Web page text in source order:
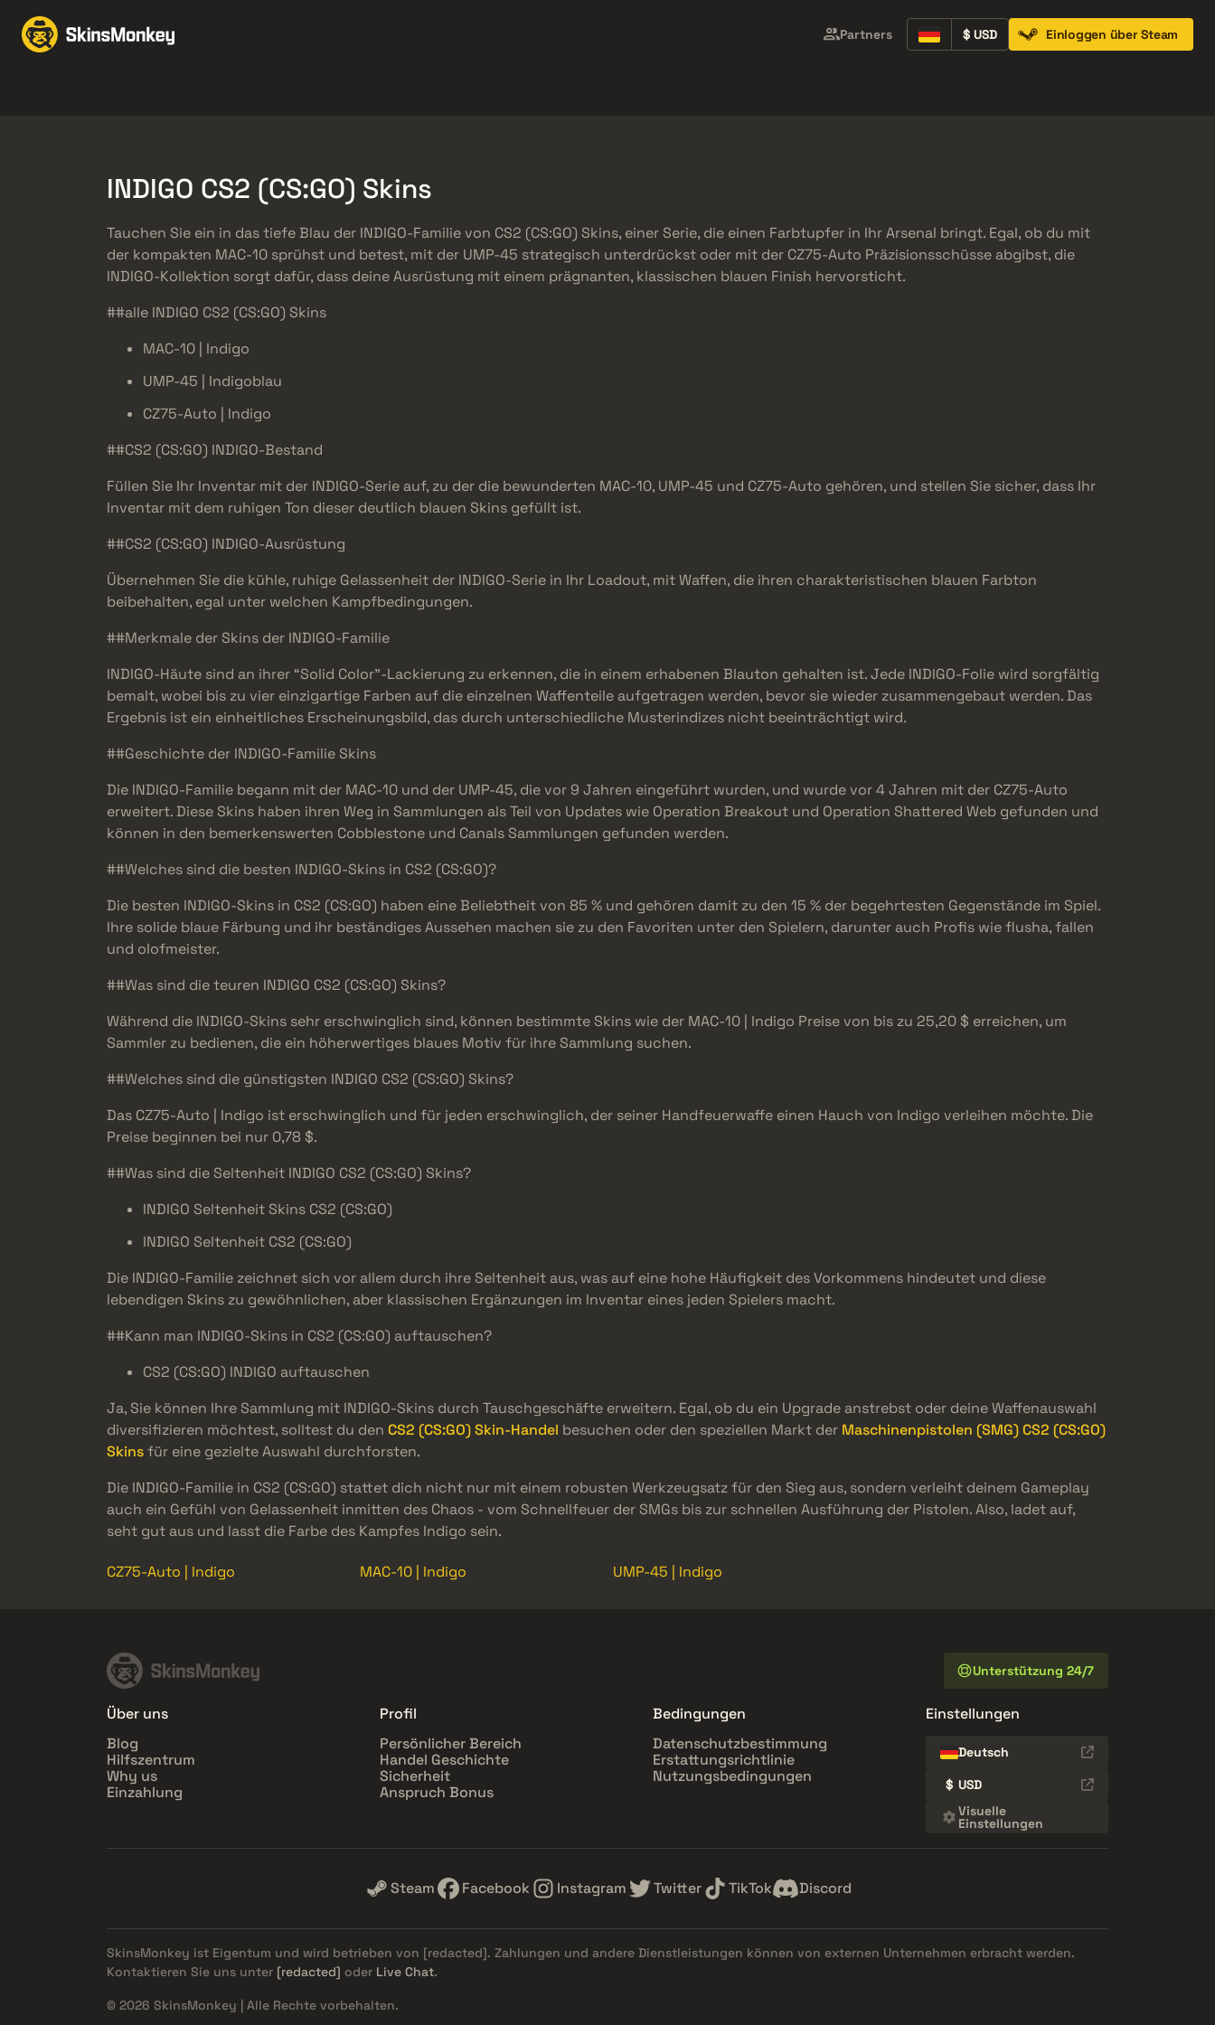
Partners $ USD Einloggen über Steam
INDIGO CS2 (CS:GO) Skins
Tauchen Sie ein in das tiefe Blau der INDIGO-Familie von CS2 (CS:GO) Skins, einer Serie, die einen Farbtupfer in Ihr Arsenal bringt. Egal, ob du mit
der kompakten MAC-10 sprühst und betest, mit der UMP-45 strategisch unterdrückst oder mit der CZ75-Auto Präzisionsschüsse abgibst, die
INDIGO-Kollektion sorgt dafür, dass deine Ausrüstung mit einem prägnanten, klassischen blauen Finish hervorsticht.
##alle INDIGO CS2 (CS:GO) Skins
MAC-10 | Indigo
UMP-45 | Indigoblau
CZ75-Auto | Indigo
##CS2 (CS:GO) INDIGO-Bestand
Füllen Sie Ihr Inventar mit der INDIGO-Serie auf, zu der die bewunderten MAC-10, UMP-45 und CZ75-Auto gehören, und stellen Sie sicher, dass Ihr
Inventar mit dem ruhigen Ton dieser deutlich blauen Skins gefüllt ist.
##CS2 (CS:GO) INDIGO-Ausrüstung
Übernehmen Sie die kühle, ruhige Gelassenheit der INDIGO-Serie in Ihr Loadout, mit Waffen, die ihren charakteristischen blauen Farbton
beibehalten, egal unter welchen Kampfbedingungen.
##Merkmale der Skins der INDIGO-Familie
INDIGO-Häute sind an ihrer “Solid Color”-Lackierung zu erkennen, die in einem erhabenen Blauton gehalten ist. Jede INDIGO-Folie wird sorgfältig
bemalt, wobei bis zu vier einzigartige Farben auf die einzelnen Waffenteile aufgetragen werden, bevor sie wieder zusammengebaut werden. Das
Ergebnis ist ein einheitliches Erscheinungsbild, das durch unterschiedliche Musterindizes nicht beeinträchtigt wird.
##Geschichte der INDIGO-Familie Skins
Die INDIGO-Familie begann mit der MAC-10 und der UMP-45, die vor 9 Jahren eingeführt wurden, und wurde vor 4 Jahren mit der CZ75-Auto
erweitert. Diese Skins haben ihren Weg in Sammlungen als Teil von Updates wie Operation Breakout und Operation Shattered Web gefunden und
können in den bemerkenswerten Cobblestone und Canals Sammlungen gefunden werden.
##Welches sind die besten INDIGO-Skins in CS2 (CS:GO)?
Die besten INDIGO-Skins in CS2 (CS:GO) haben eine Beliebtheit von 85 % und gehören damit zu den 15 % der begehrtesten Gegenstände im Spiel.
Ihre solide blaue Färbung und ihr beständiges Aussehen machen sie zu den Favoriten unter den Spielern, darunter auch Profis wie flusha, fallen
und olofmeister.
##Was sind die teuren INDIGO CS2 (CS:GO) Skins?
Während die INDIGO-Skins sehr erschwinglich sind, können bestimmte Skins wie der MAC-10 | Indigo Preise von bis zu 25,20 $ erreichen, um
Sammler zu bedienen, die ein höherwertiges blaues Motiv für ihre Sammlung suchen.
##Welches sind die günstigsten INDIGO CS2 (CS:GO) Skins?
Das CZ75-Auto | Indigo ist erschwinglich und für jeden erschwinglich, der seiner Handfeuerwaffe einen Hauch von Indigo verleihen möchte. Die
Preise beginnen bei nur 0,78 $.
##Was sind die Seltenheit INDIGO CS2 (CS:GO) Skins?
INDIGO Seltenheit Skins CS2 (CS:GO)
INDIGO Seltenheit CS2 (CS:GO)
Die INDIGO-Familie zeichnet sich vor allem durch ihre Seltenheit aus, was auf eine hohe Häufigkeit des Vorkommens hindeutet und diese
lebendigen Skins zu gewöhnlichen, aber klassischen Ergänzungen im Inventar eines jeden Spielers macht.
##Kann man INDIGO-Skins in CS2 (CS:GO) auftauschen?
CS2 (CS:GO) INDIGO auftauschen
Ja, Sie können Ihre Sammlung mit INDIGO-Skins durch Tauschgeschäfte erweitern. Egal, ob du ein Upgrade anstrebst oder deine Waffenauswahl
diversifizieren möchtest, solltest du den CS2 (CS:GO) Skin-Handel besuchen oder den speziellen Markt der Maschinenpistolen (SMG) CS2 (CS:GO)
Skinsfür eine gezielte Auswahl durchforsten.
Die INDIGO-Familie in CS2 (CS:GO) stattet dich nicht nur mit einem robusten Werkzeugsatz für den Sieg aus, sondern verleiht deinem Gameplay
auch ein Gefühl von Gelassenheit inmitten des Chaos - vom Schnellfeuer der SMGs bis zur schnellen Ausführung der Pistolen. Also, ladet auf,
seht gut aus und lasst die Farbe des Kampfes Indigo sein.
CZ75-Auto | Indigo MAC-10 | Indigo UMP-45 | Indigo
Unterstützung 24/7
Über uns
Blog
Hilfszentrum
Why us
Einzahlung
Profil
Persönlicher Bereich
Handel Geschichte
Sicherheit
Anspruch Bonus
Bedingungen
Datenschutzbestimmung
Erstattungsrichtlinie
Nutzungsbedingungen
Einstellungen
Deutsch
$ USD
Visuelle
Einstellungen
Steam Facebook Instagram Twitter TikTok Discord
SkinsMonkey ist Eigentum und wird betrieben von [redacted]. Zahlungen und andere Dienstleistungen können von externen Unternehmen erbracht werden.
Kontaktieren Sie uns unter [redacted] oder Live Chat.
© 2026 SkinsMonkey | Alle Rechte vorbehalten.